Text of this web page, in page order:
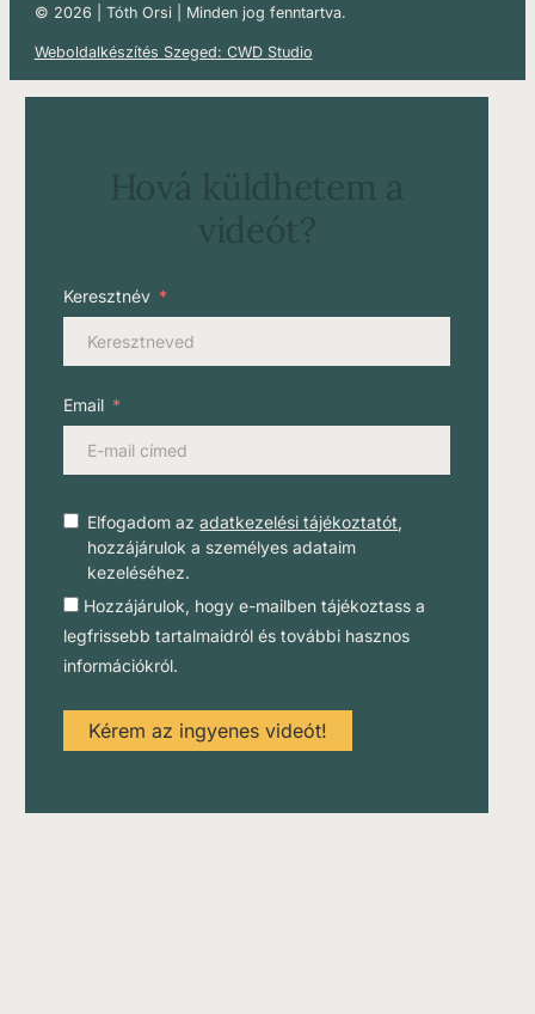
© 2026 | Tóth Orsi | Minden jog fenntartva.
Weboldalkészítés Szeged: CWD Studio
Keresztnév
Email
Elfogadom azadatkezelési tájékoztatót,
hozzájárulok a személyes adataim
kezeléséhez.
Hozzájárulok, hogy e-mailben tájékoztass a
legfrissebb tartalmaidról és további hasznos
információkról.
Kérem az ingyenes videót!